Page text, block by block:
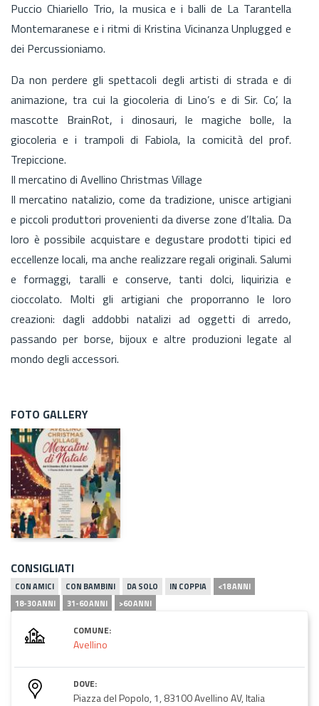
Puccio Chiariello Trio, la musica e i balli de La Tarantella
Montemaranese e i ritmi di Kristina Vicinanza Unplugged e
dei Percussioniamo.
Da non perdere gli spettacoli degli artisti di strada e di
animazione, tra cui la giocoleria di Lino’s e di Sir. Co’, la
mascotte BrainRot, i dinosauri, le magiche bolle, la
giocoleria e i trampoli di Fabiola, la comicità del prof.
Trepiccione.
Il mercatino di Avellino Christmas Village
Il mercatino natalizio, come da tradizione, unisce artigiani
e piccoli produttori provenienti da diverse zone d’Italia. Da
loro è possibile acquistare e degustare prodotti tipici ed
eccellenze locali, ma anche realizzare regali originali. Salumi
e formaggi, taralli e conserve, tanti dolci, liquirizia e
cioccolato. Molti gli artigiani che proporranno le loro
creazioni: dagli addobbi natalizi ad oggetti di arredo,
passando per borse, bijoux e altre produzioni legate al
mondo degli accessori.
FOTO GALLERY
CONSIGLIATI
CON AMICI CON BAMBINI DA SOLO IN COPPIA
<18 ANNI
18-30 ANNI
31-60 ANNI >60 ANNI
COMUNE:
Avellino
DOVE:
Piazza del Popolo, 1, 83100 Avellino AV, Italia